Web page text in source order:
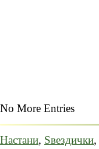
No More Entries
Настани, Ѕвездички,